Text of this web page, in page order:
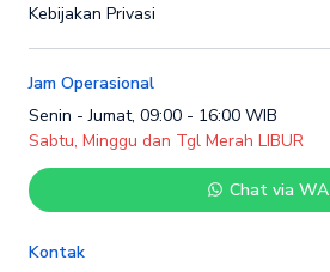
Kebijakan Privasi
Jam Operasional
Senin - Jumat, 09:00 - 16:00 WIB
Sabtu, Minggu dan Tgl Merah LIBUR
Chat via WA
Kontak